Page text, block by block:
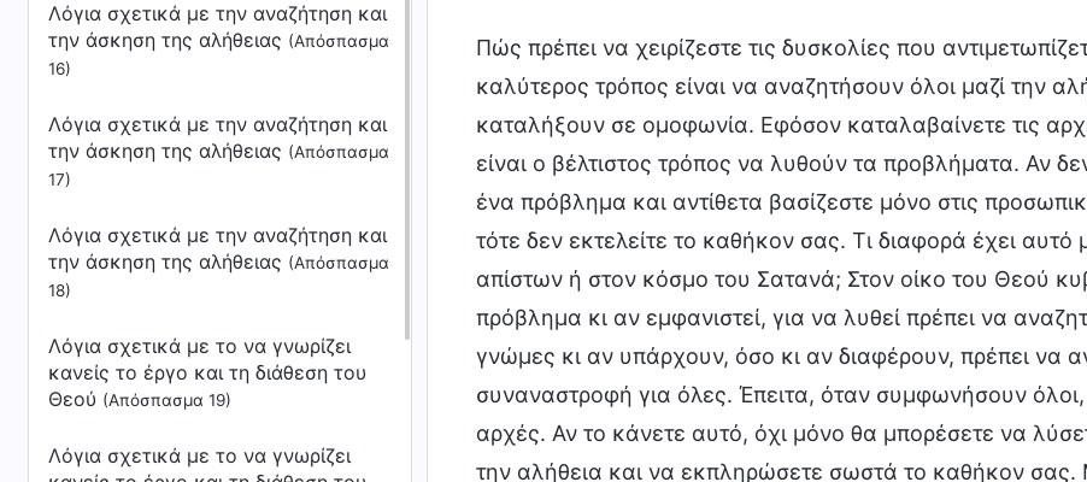
Λόγια σχετικά με την αναζήτηση και
την άσκηση της αλήθειας (Απόσπασμα
16)
Λόγια σχετικά με την αναζήτηση και
την άσκηση της αλήθειας (Απόσπασμα
17)
Λόγια σχετικά με την αναζήτηση και
την άσκηση της αλήθειας (Απόσπασμα
18)
Λόγια σχετικά με το να γνωρίζει
κανείς το έργο και τη διάθεση του
Θεού (Απόσπασμα 19)
Λόγια σχετικά με το να γνωρίζει
Πώς πρέπει να χειρίζεστε τις δυσκολίες που
καλύτερος τρόπος είναι να αναζητήσουν όλοι μαζί την
καταλήξουν σε ομοφωνία. Εφόσον καταλαβαίνετε τις
είναι ο βέλτιστος τρόπος να λυθούν τα προβλήματα. Αν
ένα πρόβλημα και αντίθετα βασίζεστε μόνο στις
τότε δεν εκτελείτε το καθήκον σας. Τι διαφορά έχει
απίστων ή στον κόσμο του Σατανά; Στον οίκο του Θεού
πρόβλημα κι αν εμφανιστεί, για να λυθεί πρέπει να
γνώμες κι αν υπάρχουν, όσο κι αν διαφέρουν, πρέπει να
συναναστροφή για όλες. Έπειτα, όταν συμφωνήσουν
αρχές. Αν το κάνετε αυτό, όχι μόνο θα μπορέσετε να
την αλήθεια και να εκπληρώσετε σωστά το καθήκον σας.